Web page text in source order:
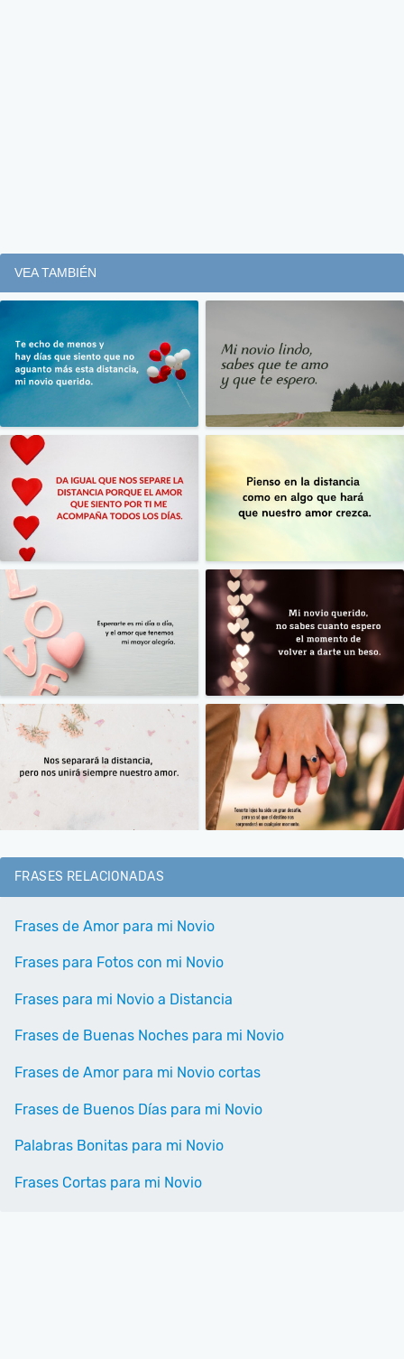
VEA TAMBIÉN
FRASES RELACIONADAS
Frases de Amor para mi Novio
Frases para Fotos con mi Novio
Frases para mi Novio a Distancia
Frases de Buenas Noches para mi Novio
Frases de Amor para mi Novio cortas
Frases de Buenos Días para mi Novio
Palabras Bonitas para mi Novio
Frases Cortas para mi Novio